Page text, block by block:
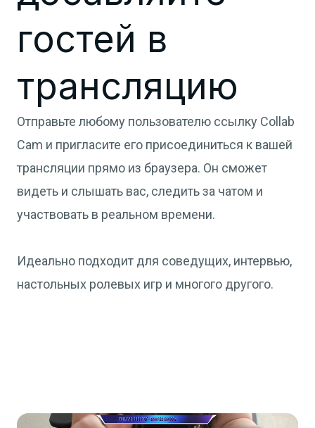
гостей в
трансляцию
Отправьте любому пользователю ссылку Collab
Cam и пригласите его присоединиться к вашей
трансляции прямо из браузера. Он сможет
видеть и слышать вас, следить за чатом и
участвовать в реальном времени.
Идеально подходит для соведущих, интервью,
настольных ролевых игр и многого другого.